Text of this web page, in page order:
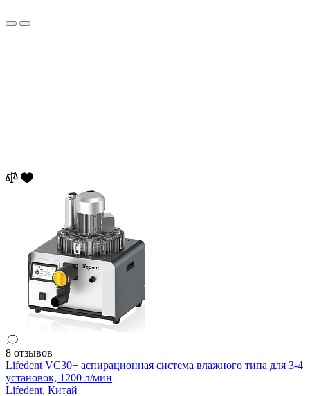
8 отзывов
Lifedent VC30+ аспирационная система влажного типа для 3-4
установок, 1200 л/мин
Lifedent, Китай